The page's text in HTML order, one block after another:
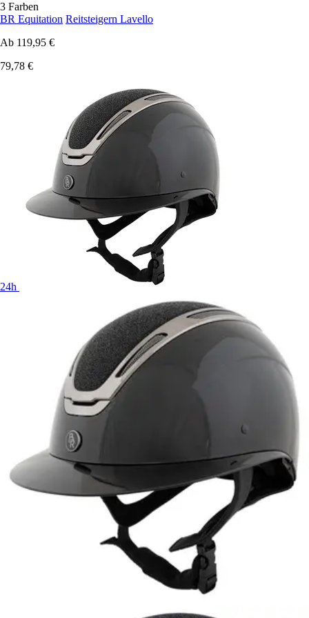
3 Farben
BR Equitation Reitsteigern Lavello
Ab 119,95 €
79,78 €
24h